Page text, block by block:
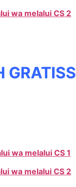
wa melalui CS 2
wa melalui CS 1
wa melalui CS 2